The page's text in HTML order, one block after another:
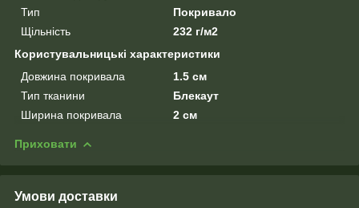
Тип
Покривало
Щільність
232 г/м2
Користувальницькі характеристики
Довжина покривала
1.5 см
Тип тканини
Блекаут
Ширина покривала
2 см
Приховати
Умови доставки